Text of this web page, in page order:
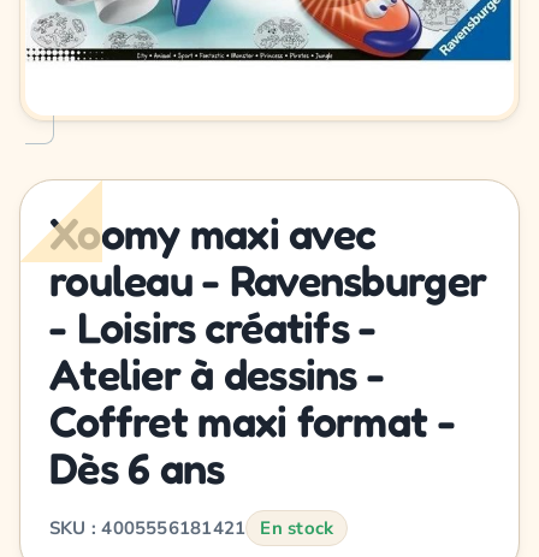
Xoomy maxi avec
rouleau - Ravensburger
- Loisirs créatifs -
Atelier à dessins -
Coffret maxi format -
Dès 6 ans
SKU : 4005556181421 En stock